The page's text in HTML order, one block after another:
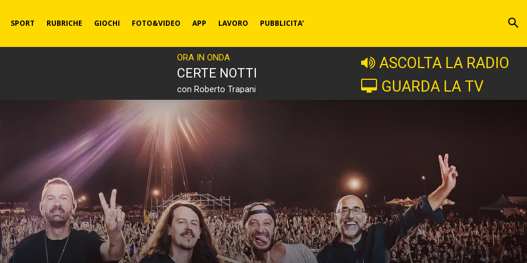
SPORT RUBRICHE GIOCHI FOTO&VIDEO APP LAVORO PUBBLICITA’
ORA IN ONDA
CERTE NOTTI
con Roberto Trapani
ASCOLTA LA RADIO
GUARDA LA TV